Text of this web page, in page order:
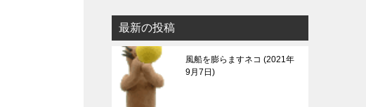
最新の投稿
風船を膨らますネコ
2021年
9月7日